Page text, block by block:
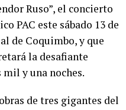
Ruso”, el concierto
PAC este sábado 13 de
de Coquimbo, y que
la desafiante
mil y una noches.
de tres gigantes del